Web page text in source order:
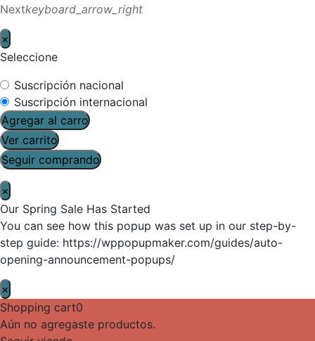
Nextkeyboard_arrow_right
×
Seleccione
Suscripción nacional
Suscripción internacional
Agregar al carro
Ver carrito
Seguir comprando
×
Our Spring Sale Has Started
You can see how this popup was set up in our step-by-
step guide: https://wppopupmaker.com/guides/auto-
opening-announcement-popups/
×
Shopping cart0
Aún no agregaste productos.